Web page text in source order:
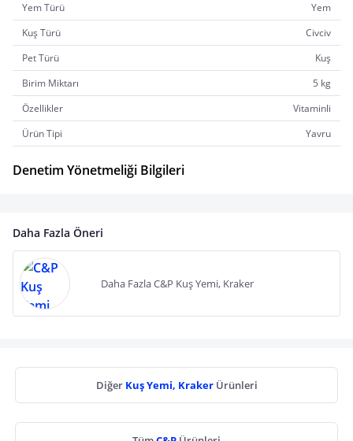
Yem Türü
Yem
Kuş Türü
Civciv
Pet Türü
Kuş
Birim Miktarı
5 kg
Özellikler
Vitaminli
Ürün Tipi
Yavru
Denetim Yönetmeliği Bilgileri
Daha Fazla Öneri
Daha Fazla C&P Kuş Yemi, Kraker
Diğer Kuş Yemi, Kraker Ürünleri